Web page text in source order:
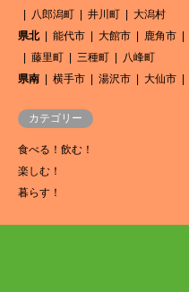
八郎潟町
井川町
大潟村
県北
能代市 大館市 鹿角市
藤里町
三種町
八峰町
県南
横手市 湯沢市 大仙市
カテゴリー
食べる！飲む！
楽しむ！
暮らす！